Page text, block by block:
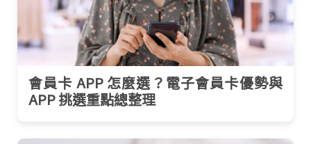
會員卡 APP 怎麼選？電子會員卡優勢與
APP 挑選重點總整理